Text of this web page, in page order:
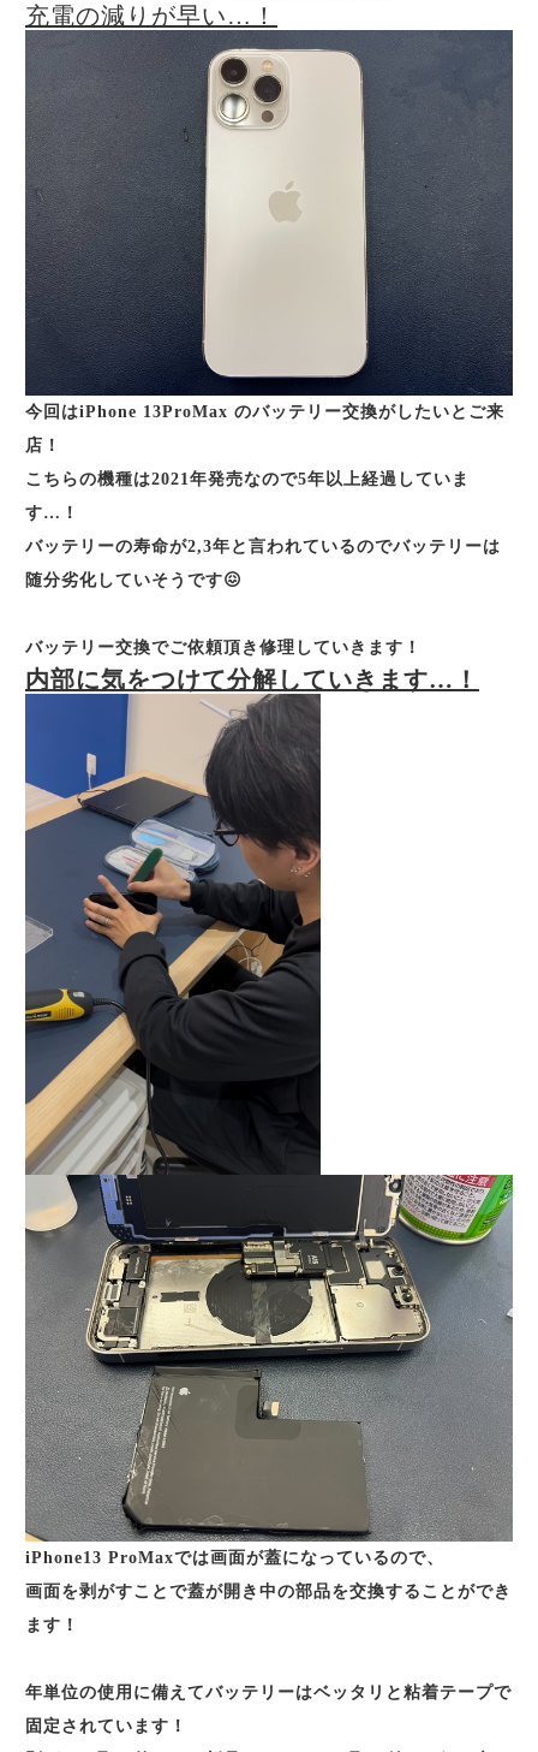
充電の減りが早い…！
今回はiPhone 13ProMax のバッテリー交換がしたいとご来
店！
こちらの機種は2021年発売なので5年以上経過していま
す…！
バッテリーの寿命が2,3年と言われているのでバッテリーは
随分劣化していそうです😖
バッテリー交換でご依頼頂き修理していきます！
内部に気をつけて分解していきます…！
iPhone13 ProMaxでは画面が蓋になっているので、
画面を剥がすことで蓋が開き中の部品を交換することができ
ます！
年単位の使用に備えてバッテリーはベッタリと粘着テープで
固定されています！